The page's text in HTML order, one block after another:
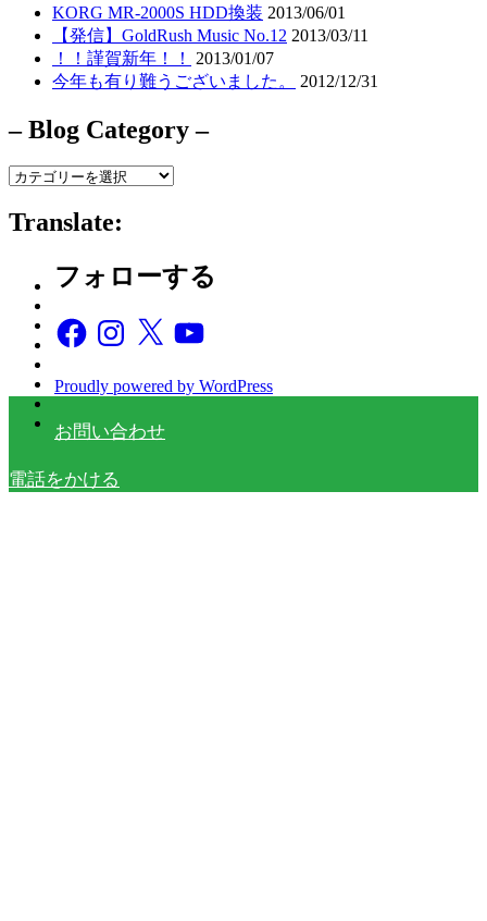
KORG MR-2000S HDD換装 2013/06/01
【発信】GoldRush Music No.12 2013/03/11
！！謹賀新年！！
2013/01/07
今年も有り難うございました。
2012/12/31
– Blog Category –
–
Category
–
Translate:
フォローする
FacebookInstagram
X YouTube
Proudly powered by WordPress
お問い合わせ
電話をかける